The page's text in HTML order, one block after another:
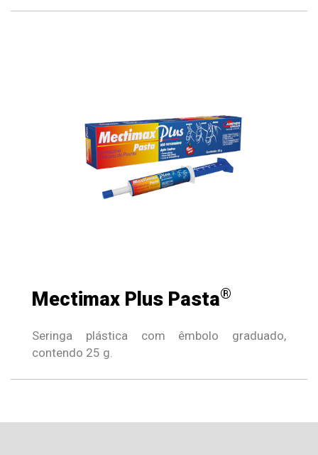
Mectimax Plus Pasta®
Seringa plástica com êmbolo graduado,
contendo 25 g.